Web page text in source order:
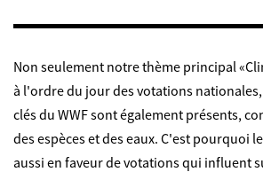
Non seulement notre thème principal
à l'ordre du jour des votations
clés du WWF sont également présents,
des espèces et des eaux. C'est pourquoi
aussi en faveur de votations qui influent